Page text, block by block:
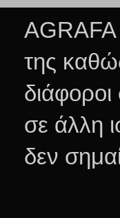
AGRAFA
της
σε άλλη
δεν